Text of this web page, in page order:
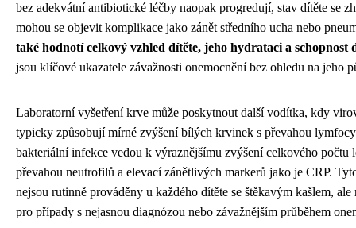
bez adekvátní antibiotické léčby naopak progredují, stav dítěte se
mohou se objevit komplikace jako zánět středního ucha nebo
také hodnotí celkový vzhled dítěte, jeho hydrataci a schopnost
jsou klíčové ukazatele závažnosti onemocnění bez ohledu na jeho
Laboratorní vyšetření krve může poskytnout další vodítka, kdy
typicky způsobují mírné zvýšení bílých krvinek s převahou
bakteriální infekce vedou k výraznějšímu zvýšení celkového počtu
převahou neutrofilů a elevací zánětlivých markerů jako je CRP.
nejsou rutinně prováděny u každého dítěte se štěkavým kašlem, ale
pro případy s nejasnou diagnózou nebo závažnějším průběhem